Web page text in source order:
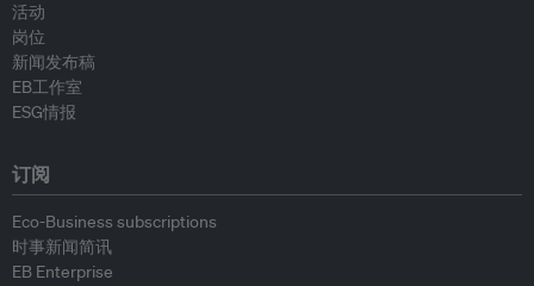
活动
岗位
新闻发布稿
EB工作室
ESG情报
订阅
Eco-Business subscriptions
时事新闻简讯
EB Enterprise